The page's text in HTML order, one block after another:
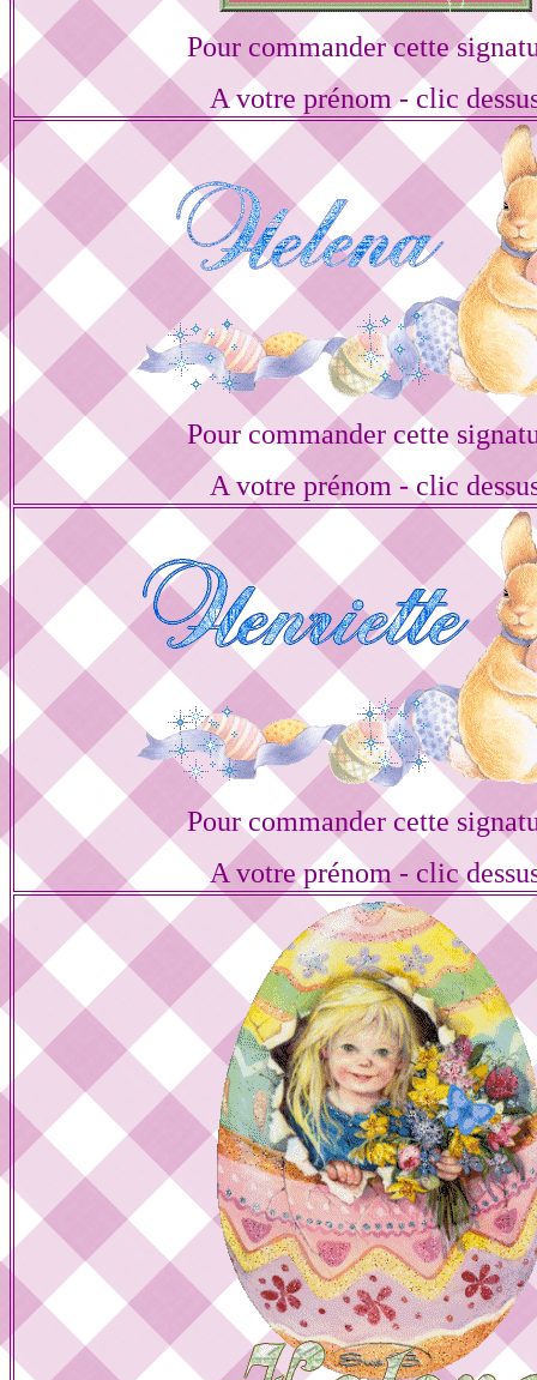
Pour commander cette
A votre prénom - clic
Pour commander cette
A votre prénom - clic
Pour commander cette
A votre prénom - clic